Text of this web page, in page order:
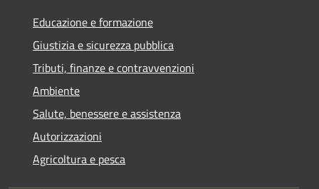
Educazione e formazione
Giustizia e sicurezza pubblica
Tributi, finanze e contravvenzioni
Ambiente
Salute, benessere e assistenza
Autorizzazioni
Agricoltura e pesca